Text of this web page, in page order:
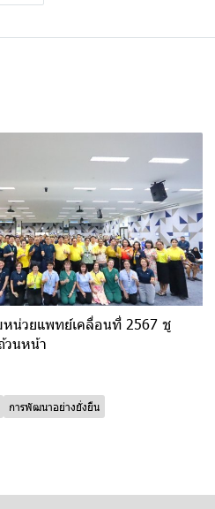
หน่วยแพทย์เคลื่อนที่ 2567 ชู
นหน้า
การพัฒนาอย่างยั่งยืน